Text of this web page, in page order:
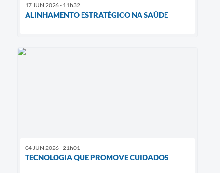
17 JUN 2026 - 11h32
ALINHAMENTO ESTRATÉGICO NA SAÚDE
04 JUN 2026 - 21h01
TECNOLOGIA QUE PROMOVE CUIDADOS